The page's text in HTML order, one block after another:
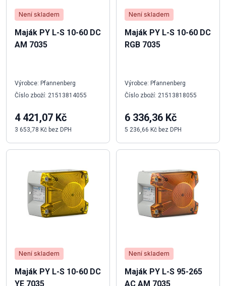
Není skladem
Maják PY L-S 10-60 DC
AM 7035
Výrobce: Pfannenberg
Číslo zboží: 21513814055
4 421,07 Kč
3 653,78 Kč bez DPH
Není skladem
Maják PY L-S 10-60 DC
RGB 7035
Výrobce: Pfannenberg
Číslo zboží: 21513818055
6 336,36 Kč
5 236,66 Kč bez DPH
Není skladem
Maják PY L-S 10-60 DC
YE 7035
Není skladem
Maják PY L-S 95-265
AC AM 7035